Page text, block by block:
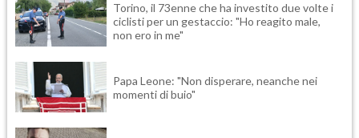
Torino, il 73enne che ha investito due volte i
ciclisti per un gestaccio: "Ho reagito male,
non ero in me"
Papa Leone: "Non disperare, neanche nei
momenti di buio"